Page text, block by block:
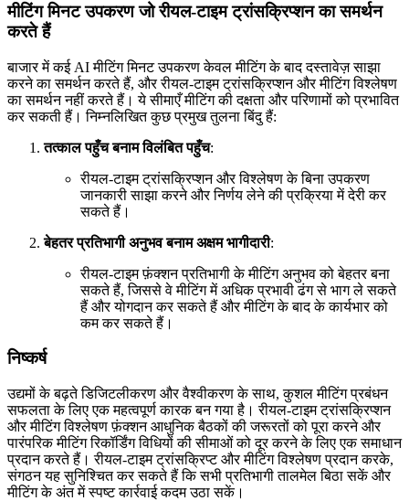
मीटिंग मिनट उपकरण जो रीयल-टाइम ट्रांसक्रिप्शन का समर्थन
करते हैं
बाजार में कई AI मीटिंग मिनट उपकरण केवल मीटिंग के बाद दस्तावेज़ साझा
करने का समर्थन करते हैं, और रीयल-टाइम ट्रांसक्रिप्शन और मीटिंग विश्लेषण
का समर्थन नहीं करते हैं। ये सीमाएँ मीटिंग की दक्षता और परिणामों को प्रभावित
कर सकती हैं। निम्नलिखित कुछ प्रमुख तुलना बिंदु हैं:
तत्काल पहुँच बनाम विलंबित पहुँच:
रीयल-टाइम ट्रांसक्रिप्शन और विश्लेषण के बिना उपकरण
जानकारी साझा करने और निर्णय लेने की प्रक्रिया में देरी कर
सकते हैं।
बेहतर प्रतिभागी अनुभव बनाम अक्षम भागीदारी:
रीयल-टाइम फ़ंक्शन प्रतिभागी के मीटिंग अनुभव को बेहतर बना
सकते हैं, जिससे वे मीटिंग में अधिक प्रभावी ढंग से भाग ले सकते
हैं और योगदान कर सकते हैं और मीटिंग के बाद के कार्यभार को
कम कर सकते हैं।
निष्कर्ष
उद्यमों के बढ़ते डिजिटलीकरण और वैश्वीकरण के साथ, कुशल मीटिंग प्रबंधन
सफलता के लिए एक महत्वपूर्ण कारक बन गया है। रीयल-टाइम ट्रांसक्रिप्शन
और मीटिंग विश्लेषण फ़ंक्शन आधुनिक बैठकों की जरूरतों को पूरा करने और
पारंपरिक मीटिंग रिकॉर्डिंग विधियों की सीमाओं को दूर करने के लिए एक समाधान
प्रदान करते हैं। रीयल-टाइम ट्रांसक्रिप्ट और मीटिंग विश्लेषण प्रदान करके,
संगठन यह सुनिश्चित कर सकते हैं कि सभी प्रतिभागी तालमेल बिठा सकें और
मीटिंग के अंत में स्पष्ट कार्रवाई कदम उठा सकें।